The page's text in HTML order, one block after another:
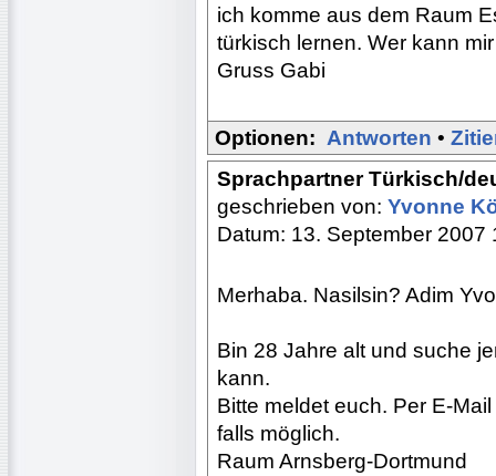
ich komme aus dem Raum
türkisch lernen. Wer kann
Gruss Gabi
Optionen: Antworten •
Sprachpartner Türkisch/
geschrieben von: Yvonne
Datum: 13. September 2007
Merhaba. Nasilsin? Adim
Bin 28 Jahre alt und suche
kann.
Bitte meldet euch. Per E-
falls möglich.
Raum Arnsberg-Dortmund